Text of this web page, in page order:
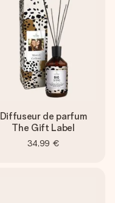
Diffuseur de parfum
The Gift Label
34,99 €